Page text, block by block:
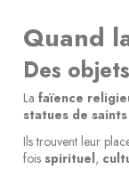
Quand
Des
La faïence
statues de
Ils trouvent leur
fois spirituel,